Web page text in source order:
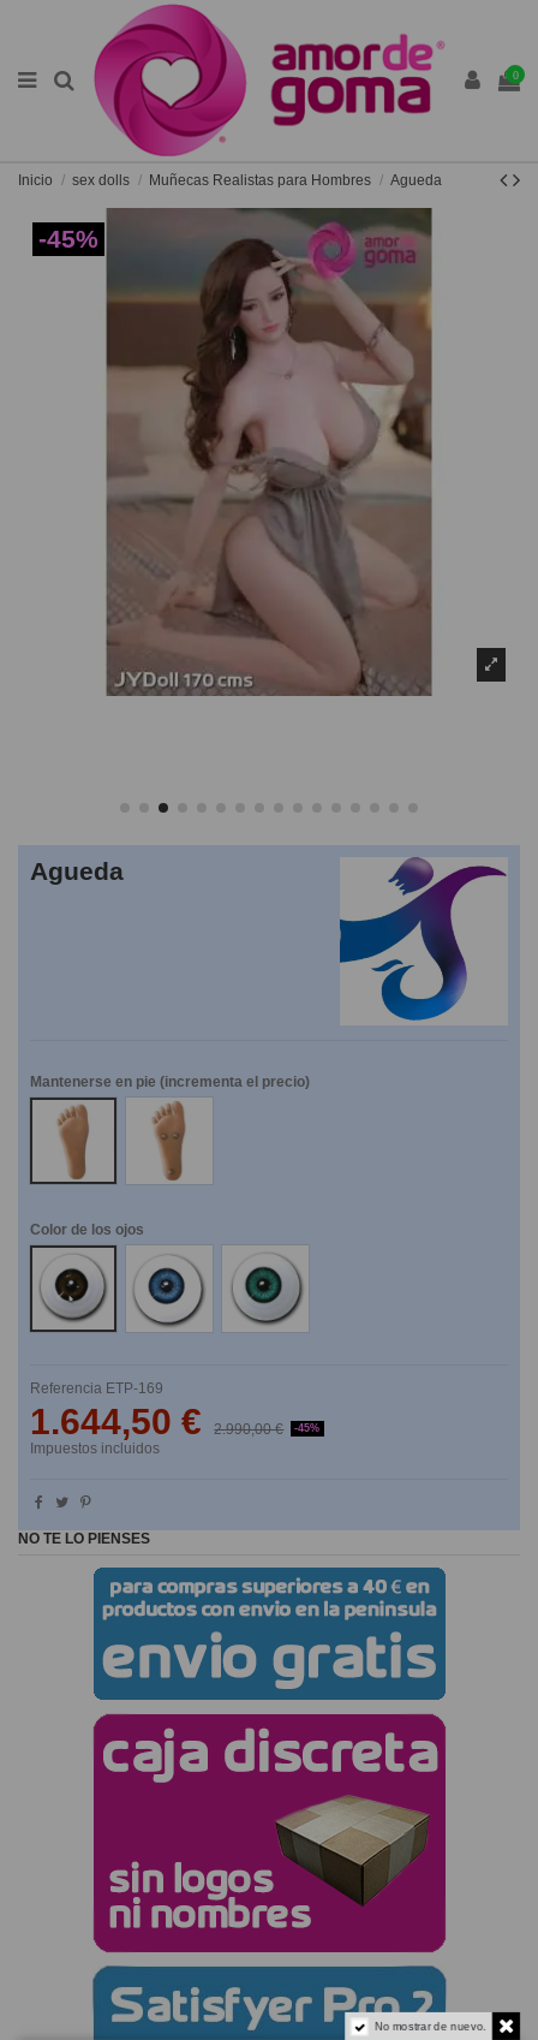
0
Inicio sex dolls Muñecas Realistas para Hombres Agueda
-45%
Agueda
Mantenerse en pie (incrementa el precio)
NO
SI
Color de los ojos
Marrones
Azules Verdes
Referencia ETP-169
1.644,50 € 2.990,00 € -45%
Impuestos incluidos
NO TE LO PIENSES
No mostrar de nuevo.